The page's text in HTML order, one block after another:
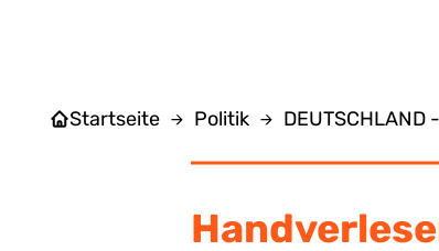
Startseite Politik DEUTSCHLAND